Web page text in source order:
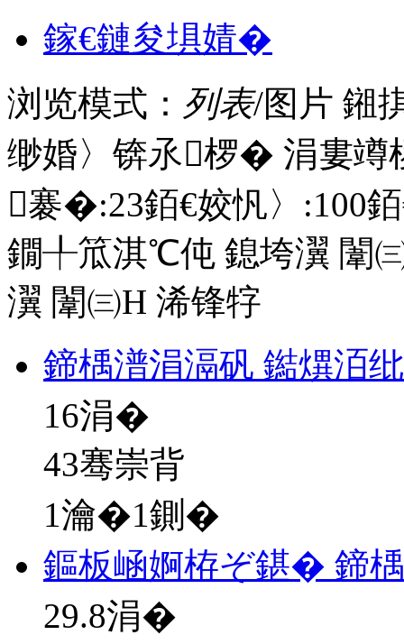
鎵€鏈夋埧婧�
浏览模式： 列表/图片 鎺
缈婚〉锛氶椤� 涓婁
褰�:23銆€姣忛〉:100
鐗╀笟淇℃伅 鎴垮瀷 闈
瀷 闈㈢Н 浠锋牸
鍗楀潽涓滆矾 鐑熼洦
16涓�
43骞崇背
1瀹�1鍘�
鏂板崡婀栫ぞ鍖� 鍗
29.8涓�